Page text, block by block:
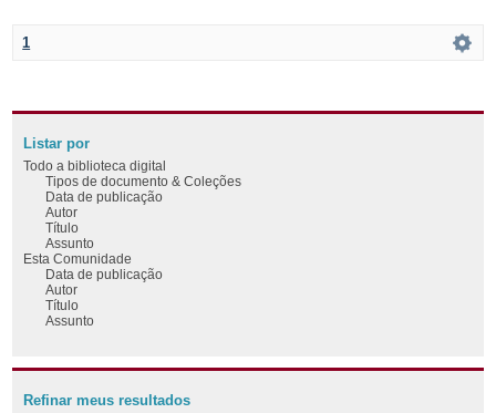
1
Listar por
Todo a biblioteca digital
Tipos de documento & Coleções
Data de publicação
Autor
Título
Assunto
Esta Comunidade
Data de publicação
Autor
Título
Assunto
Refinar meus resultados